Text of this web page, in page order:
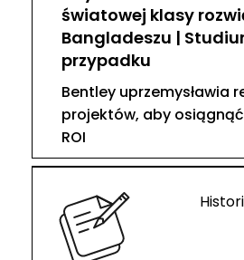
światowej klasy
Bangladeszu |
przypadku
Bentley uprzemysławia
projektów, aby
ROI